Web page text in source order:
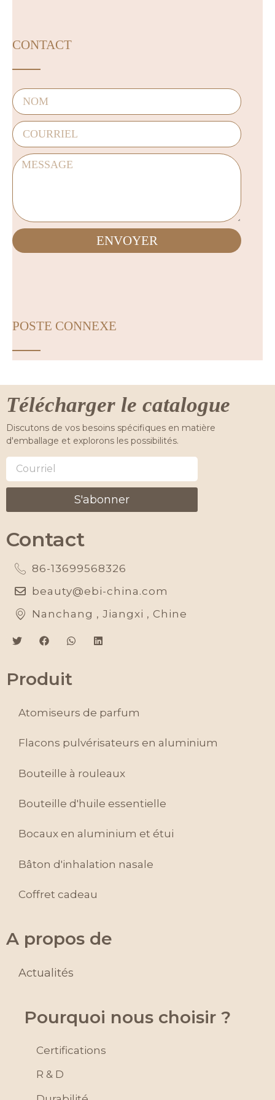
CONTACT
ENVOYER
POSTE CONNEXE
Télécharger le catalogue
Discutons de vos besoins spécifiques en matière
d'emballage et explorons les possibilités.
S'abonner
Contact
86-13699568326
beauty@ebi-china.com
Nanchang , Jiangxi , Chine
Produit
Atomiseurs de parfum
Flacons pulvérisateurs en aluminium
Bouteille à rouleaux
Bouteille d'huile essentielle
Bocaux en aluminium et étui
Bâton d'inhalation nasale
Coffret cadeau
A propos de
Actualités
Pourquoi nous choisir ?
Certifications
R & D